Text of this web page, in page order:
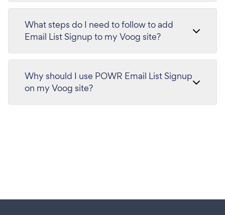
What steps do I need to follow to add
Email List Signup to my Voog site?
Why should I use POWR Email List Signup
on my Voog site?